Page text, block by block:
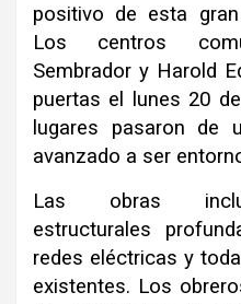
positivo de esta
Los centros
Sembrador y Harold
puertas el lunes 20
lugares pasaron de
avanzado a ser
Las obras
estructurales
redes eléctricas y
existentes. Los